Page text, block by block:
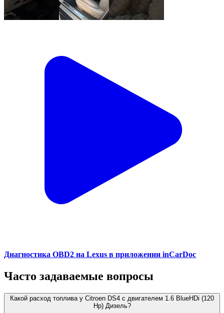
Диагностика OBD2 на Lexus в приложении inCarDoc
Часто задаваемые вопросы
Какой расход топлива у Citroen DS4 с двигателем 1.6 BlueHDi (120
Hp) Дизель?